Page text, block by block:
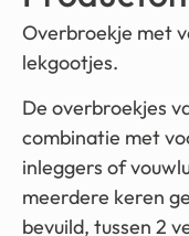
Overbroekje met
lekgootjes.
De overbroekjes
combinatie met
inleggers of
meerdere keren
bevuild, tussen 2